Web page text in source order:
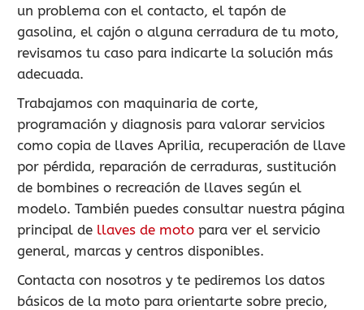
un problema con el contacto, el tapón de
gasolina, el cajón o alguna cerradura de tu moto,
revisamos tu caso para indicarte la solución más
adecuada.
Trabajamos con maquinaria de corte,
programación y diagnosis para valorar servicios
como copia de llaves Aprilia, recuperación de llave
por pérdida, reparación de cerraduras, sustitución
de bombines o recreación de llaves según el
modelo. También puedes consultar nuestra página
principal de llaves de moto para ver el servicio
general, marcas y centros disponibles.
Contacta con nosotros y te pediremos los datos
básicos de la moto para orientarte sobre precio,